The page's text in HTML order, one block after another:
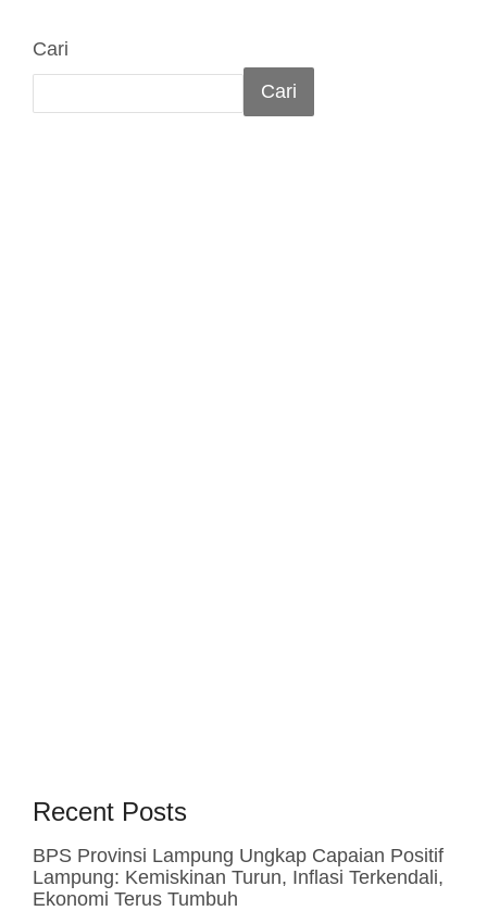
Cari
Cari
Recent Posts
BPS Provinsi Lampung Ungkap Capaian Positif
Lampung: Kemiskinan Turun, Inflasi Terkendali,
Ekonomi Terus Tumbuh